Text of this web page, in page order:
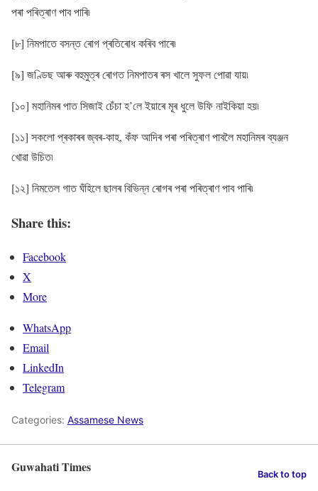
পৰা পৰিত্ৰাণ পাব পাৰি৷
[৮] নিমপাতে বসন্ত ৰোগ প্ৰতিৰোধ কৰিব পাৰে৷
[৯] জণ্ডিছ আৰু বহুমুত্ৰ ৰোগত নিমপাতৰ ৰস খালে সুফল পোৱা যায়৷
[১০] মহানিমৰ পাত সিজাই চেঁচা হ’লে ইয়াৰে মূৰ ধুলে উফি নাইকিয়া হয়৷
[১১] সকলো প্ৰকাৰৰ জ্বৰ-কাহ, কঁফ আদিৰ পৰা পৰিত্ৰাণ পাবলৈ মহানিমৰ ব্যঞ্জন
খোৱা উচিত৷
[১২] নিমতেল গাত ঘঁহিলে ছালৰ বিভিন্ন ৰোগৰ পৰা পৰিত্ৰাণ পাব পাৰি৷
Share this:
Facebook
X
More
WhatsApp
Email
LinkedIn
Telegram
Categories: Assamese News
Guwahati Times Back to top